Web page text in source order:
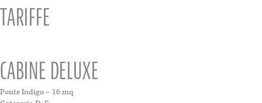
TARIFFE
CABINE DELUXE
Ponte Indigo – 16 mq